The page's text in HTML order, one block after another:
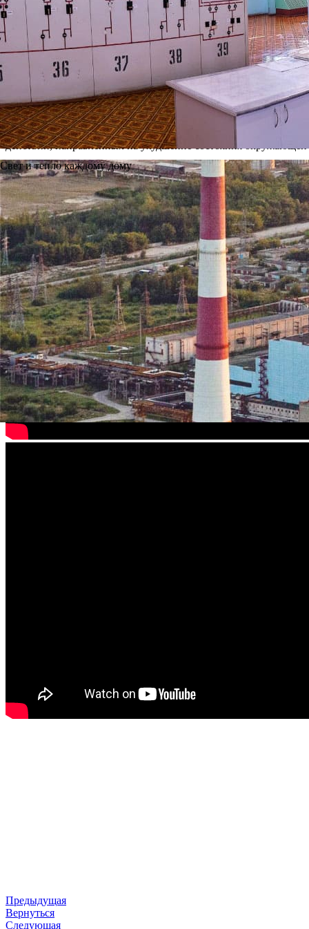
Свет и тепло каждому дому
200 метров) создают благоприятные условия для
границе жилой застройки, в зависимости от направления
На ТЭЦ действует программа экологически безопасного
контейнерах и на маркированных площадках. Лица,
отходы передаются на утилизацию специализированным
право деятельности с отходами.
В завершение пресс-конференции Андрей Богданов заверил,
окружающей среды является обязательным требованием в
— подчеркнул он. — Я хочу заверить, что и сегодня, и завтра,
действий, направленных на ухудшение состояния
Предыдущая
Вернуться
Следующая